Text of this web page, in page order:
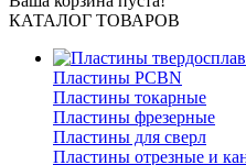
КАТАЛОГ ТОВАРОВ
Пластины PCBN
Пластины токарные
Пластины фрезерные
Пластины для сверл
Пластины отрезные и